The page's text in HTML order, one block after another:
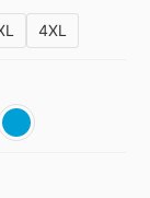
4XL